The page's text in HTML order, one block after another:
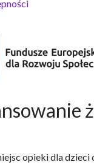
opieki dla dzieci